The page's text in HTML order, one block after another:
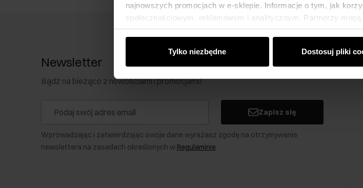
najnowszych promocjach w e-sklepie. Informacje o tym, jak
społecznościowym, reklamowym i analitycznym. Partnerzy
od Ciebie lub uzyskanymi podczas korzystania z ich usług.
Tylko niezbędne Dostosuj pliki
Newsletter
Bądź na bieżąco z nowościami i promocjami!
Zapisz się
Wprowadzając i zatwierdzając swoje dane wyrażasz zgodę na otrzymywanie
newslettera na zasadach określonych w Regulaminie.